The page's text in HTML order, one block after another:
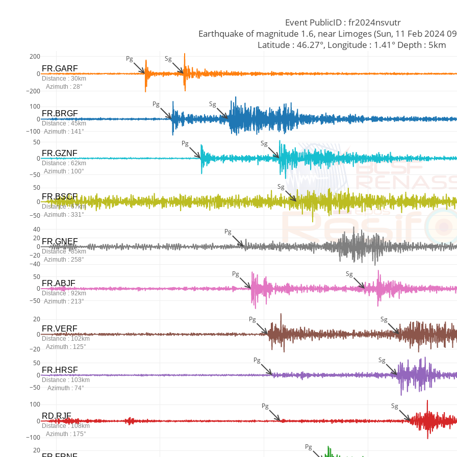
20
−100
0
100
−50
0
50
−20
0
20
−50
0
50
−40
−20
0
20
40
−50
0
50
−50
0
50
−100
0
100
−200
0
200
Event PublicID : fr2024nsvutr
Earthquake of magnitude 1.6, near Limoges (Sun, 11 Feb 2024
         Latitude : 46.27°, Longitude : 1.41° Depth : 5km
Pg
Pg Sg
Pg Sg
Pg Sg
Pg Sg
Pg
Sg
Pg Sg
Pg Sg
Pg Sg
RD.RJF
Distance : 108km
Azimuth : 175°
FR.HRSF
Distance : 103km
Azimuth : 74°
FR.VERF
Distance : 102km
Azimuth : 125°
FR.ABJF
Distance : 92km
Azimuth : 213°
FR.GNEF
Distance : 85km
Azimuth : 258°
FR.BSCF
Distance : 67km
Azimuth : 331°
FR.GZNF
Distance : 62km
Azimuth : 100°
FR.BRGF
Distance : 45km
Azimuth : 141°
FR.GARF
Distance : 30km
Azimuth : 28°